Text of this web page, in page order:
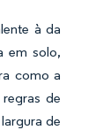
à da
em solo,
como a
de
de